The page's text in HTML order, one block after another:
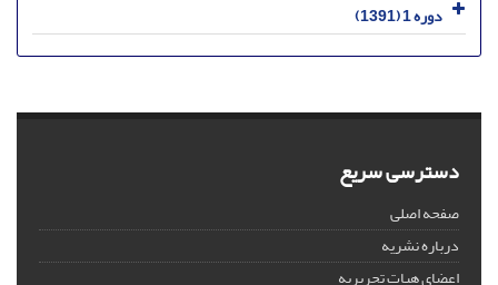
دوره 1 (1391)
دسترسی سریع
صفحه اصلی
درباره نشریه
اعضای هیات تحریریه